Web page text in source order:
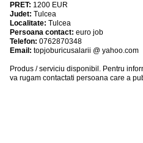
PRET: 1200 EUR
Judet: Tulcea
Localitate: Tulcea
Persoana contact: euro job
Telefon: 0762870348
Email: topjoburicusalarii @ yahoo.com
Produs / serviciu disponibil . Pentru
va rugam contactati persoana care a